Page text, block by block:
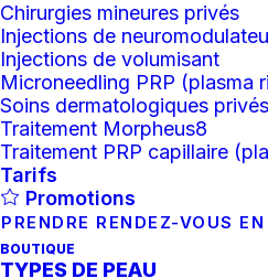
Chirurgies mineures privés
Injections de
Injections de volumisant
Microneedling PRP (plasma
Soins dermatologiques privés
Traitement Morpheus8
Traitement PRP capillaire
Tarifs
Promotions
PRENDRE RENDEZ-VOUS
BOUTIQUE
TYPES DE PEAU
Osmosis :
smoothing